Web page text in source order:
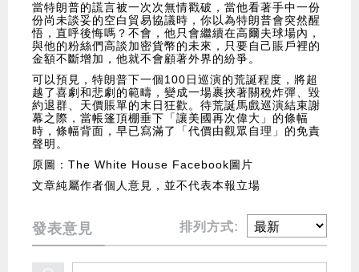
當特朗普的謊言被一次次無情戳破，當他看著手中一份
份尚未談妥的空白貿易協議時，你以為特朗普會突然醒
悟，直呼後悔嗎？不會，他只會繼續在高爾夫球場內，
與他的粉絲們高談加密貨幣的未來，只要自己賬戶裡的
金額不斷增加，他就不會顧著外界的紛爭。
可以預見，特朗普下一個100日巡演的荒誕程度，將超
越了喜劇和悲劇的範疇，變成一場裹挾著關稅炸彈、毀
約退群、天價賬單的末日狂歡。待荒誕馬戲巡演結束謝
幕之際，當帳篷頂棚垂下「讓美國再次偉大」的條幅
時，條幅背面，早已寫滿了「代價由觀眾自理」的免責
聲明。
原圖：The White House Facebook圖片
文章純屬作者個人意見，並不代表本報立場
發表意見 排列方式: